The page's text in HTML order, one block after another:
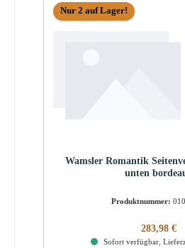
Nur 2 auf Lager!
Wamsler Romantik
unten
Produktnummer:
Regulärer
283,98 €
Sofort verfügbar,